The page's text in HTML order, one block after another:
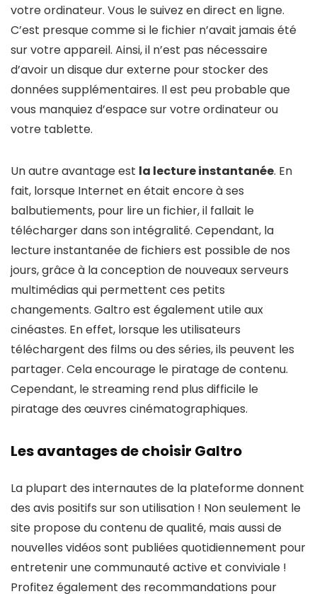
votre ordinateur. Vous le suivez en direct en ligne.
C’est presque comme si le fichier n’avait jamais été
sur votre appareil. Ainsi, il n’est pas nécessaire
d’avoir un disque dur externe pour stocker des
données supplémentaires. Il est peu probable que
vous manquiez d’espace sur votre ordinateur ou
votre tablette.
Un autre avantage est la lecture instantanée. En
fait, lorsque Internet en était encore à ses
balbutiements, pour lire un fichier, il fallait le
télécharger dans son intégralité. Cependant, la
lecture instantanée de fichiers est possible de nos
jours, grâce à la conception de nouveaux serveurs
multimédias qui permettent ces petits
changements. Galtro est également utile aux
cinéastes. En effet, lorsque les utilisateurs
téléchargent des films ou des séries, ils peuvent les
partager. Cela encourage le piratage de contenu.
Cependant, le streaming rend plus difficile le
piratage des œuvres cinématographiques.
Les avantages de choisir Galtro
La plupart des internautes de la plateforme donnent
des avis positifs sur son utilisation ! Non seulement le
site propose du contenu de qualité, mais aussi de
nouvelles vidéos sont publiées quotidiennement pour
entretenir une communauté active et conviviale !
Profitez également des recommandations pour